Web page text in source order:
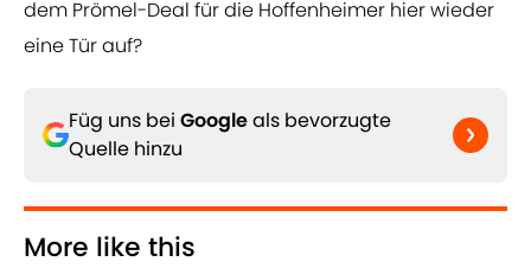
dem Prömel-Deal für die Hoffenheimer hier wieder
eine Tür auf?
Füg uns bei Googleals bevorzugte
Quelle hinzu
More like this